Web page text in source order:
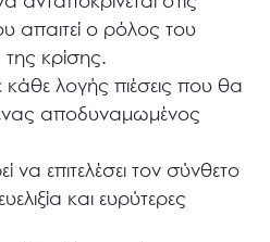
απαιτεί ο ρόλος του
κρίσης.
κάθε λογής πιέσεις που θα
αποδυναμωμένος
να επιτελέσει τον σύνθετο
και ευρύτερες